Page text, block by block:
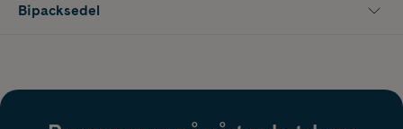
Bipacksedel